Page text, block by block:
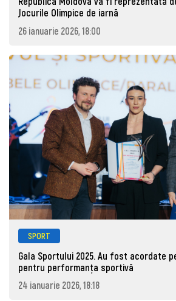
Jocurile Olimpice de iarnă
26 ianuarie 2026, 18:00
SPORT
Gala Sportului 2025. Au fost acordate
pentru performanța sportivă
24 ianuarie 2026, 18:18